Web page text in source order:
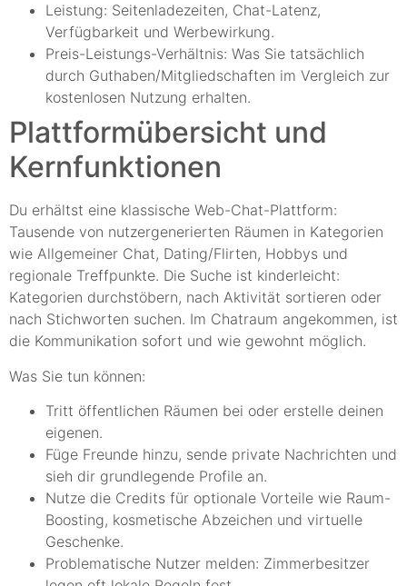
Leistung: Seitenladezeiten, Chat-Latenz,
Verfügbarkeit und Werbewirkung.
Preis-Leistungs-Verhältnis: Was Sie tatsächlich
durch Guthaben/Mitgliedschaften im Vergleich zur
kostenlosen Nutzung erhalten.
Plattformübersicht und
Kernfunktionen
Du erhältst eine klassische Web-Chat-Plattform:
Tausende von nutzergenerierten Räumen in Kategorien
wie Allgemeiner Chat, Dating/Flirten, Hobbys und
regionale Treffpunkte. Die Suche ist kinderleicht:
Kategorien durchstöbern, nach Aktivität sortieren oder
nach Stichworten suchen. Im Chatraum angekommen, ist
die Kommunikation sofort und wie gewohnt möglich.
Was Sie tun können:
Tritt öffentlichen Räumen bei oder erstelle deinen
eigenen.
Füge Freunde hinzu, sende private Nachrichten und
sieh dir grundlegende Profile an.
Nutze die Credits für optionale Vorteile wie Raum-
Boosting, kosmetische Abzeichen und virtuelle
Geschenke.
Problematische Nutzer melden: Zimmerbesitzer